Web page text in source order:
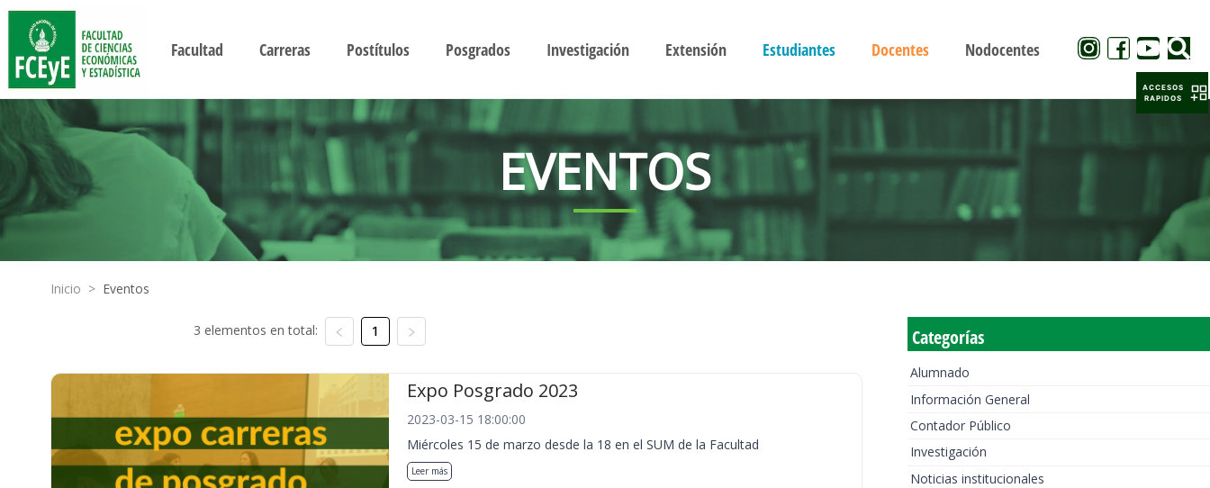
Facultad Carreras Postítulos Posgrados Investigación Extensión Estudiantes Docentes Nodocentes
EVENTOS
Inicio > Eventos
3 elementos en total: 1
Expo Posgrado 2023
2023-03-15 18:00:00
Miércoles 15 de marzo desde la 18 en el SUM de la Facultad
Leer más
Categorías
Alumnado
Información General
Contador Público
Investigación
Noticias institucionales
ACCESOS
RAPIDOS